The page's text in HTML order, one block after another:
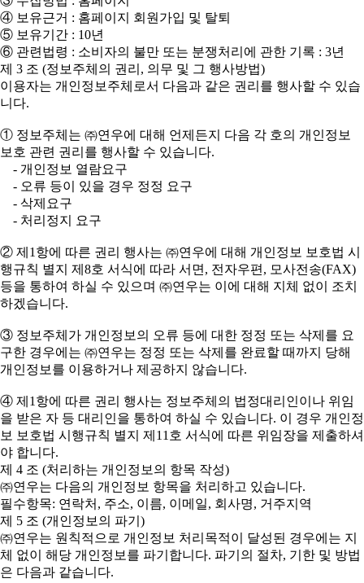
④ 보유근거 : 홈페이지 회원가입 및 탈퇴
⑤ 보유기간 : 10년
⑥ 관련법령 : 소비자의 불만 또는 분쟁처리에 관한 기록 : 3년
제 3 조 (정보주체의 권리, 의무 및 그 행사방법)
이용자는 개인정보주체로서 다음과 같은 권리를 행사할 수 있습
니다.
① 정보주체는 ㈜연우에 대해 언제든지 다음 각 호의 개인정보
보호 관련 권리를 행사할 수 있습니다.
- 개인정보 열람요구
- 오류 등이 있을 경우 정정 요구
- 삭제요구
- 처리정지 요구
② 제1항에 따른 권리 행사는 ㈜연우에 대해 개인정보 보호법 시
행규칙 별지 제8호 서식에 따라 서면, 전자우편, 모사전송(FAX)
등을 통하여 하실 수 있으며 ㈜연우는 이에 대해 지체 없이 조치
하겠습니다.
③ 정보주체가 개인정보의 오류 등에 대한 정정 또는 삭제를 요
구한 경우에는 ㈜연우는 정정 또는 삭제를 완료할 때까지 당해
개인정보를 이용하거나 제공하지 않습니다.
④ 제1항에 따른 권리 행사는 정보주체의 법정대리인이나 위임
을 받은 자 등 대리인을 통하여 하실 수 있습니다. 이 경우 개인정
보 보호법 시행규칙 별지 제11호 서식에 따른 위임장을 제출하셔
야 합니다.
제 4 조 (처리하는 개인정보의 항목 작성)
㈜연우는 다음의 개인정보 항목을 처리하고 있습니다.
필수항목: 연락처, 주소, 이름, 이메일, 회사명, 거주지역
제 5 조 (개인정보의 파기)
㈜연우는 원칙적으로 개인정보 처리목적이 달성된 경우에는 지
체 없이 해당 개인정보를 파기합니다. 파기의 절차, 기한 및 방법
은 다음과 같습니다.